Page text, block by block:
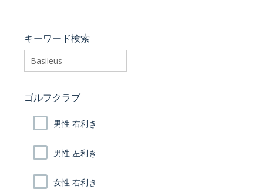
キーワード検索
searchfilter_pro
ゴルフクラブ
男性 右利き
男性 左利き
女性 右利き